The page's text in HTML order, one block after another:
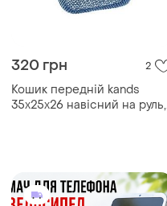
320 грн 2
Кошик передній kands
35x25x26 навісний на руль,